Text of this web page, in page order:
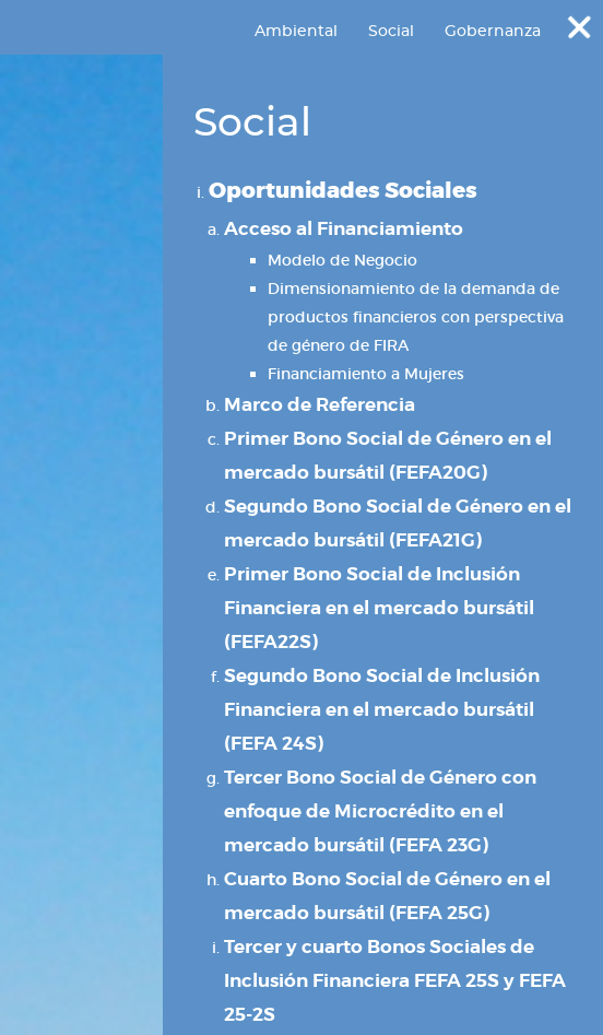
Ambiental Social Gobernanza
Social
Oportunidades Sociales
Acceso al Financiamiento
Modelo de Negocio
Dimensionamiento de la demanda de
productos financieros con perspectiva
de género de FIRA
Financiamiento a Mujeres
Marco de Referencia
Primer Bono Social de Género en el
mercado bursátil (FEFA20G)
Segundo Bono Social de Género en el
mercado bursátil (FEFA21G)
Primer Bono Social de Inclusión
Financiera en el mercado bursátil
(FEFA22S)
Segundo Bono Social de Inclusión
Financiera en el mercado bursátil
(FEFA 24S)
Tercer Bono Social de Género con
enfoque de Microcrédito en el
mercado bursátil (FEFA 23G)
Cuarto Bono Social de Género en el
mercado bursátil (FEFA 25G)
Tercer y cuarto Bonos Sociales de
Inclusión Financiera FEFA 25S y FEFA
25-2S